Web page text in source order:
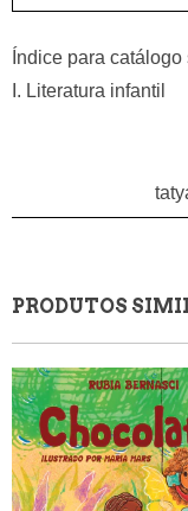
Índice para
I. Literatura infantil
PRODUTOS